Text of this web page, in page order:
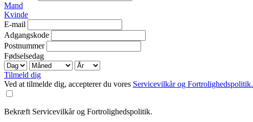
Mand
Kvinde
E-mail
Adgangskode
Postnummer
Fødselsedag
Tilmeld dig
Ved at tilmelde dig, accepterer du vores Servicevilkår og Fortrolighedspolitik.
Bekræft Servicevilkår og Fortrolighedspolitik.